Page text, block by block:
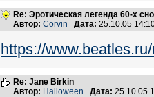
Re: Эротическая легенда 60-х
Автор: Corvin Дата: 25.10.05
https://
Re: Jane Birkin
Автор: Halloween Дата: 25.10.05